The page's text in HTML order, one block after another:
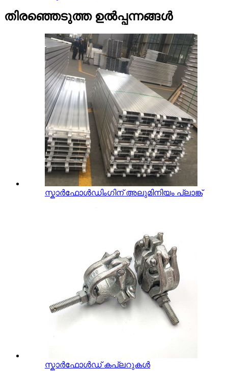
തിരഞ്ഞെടുത്ത ഉൽപ്പന്നങ്ങൾ
സ്കാർഫോൾഡിംഗിന് അലുമിനിയം പ്ലാങ്ക്
സ്കാർഫോൾഡ് കപ്ലറുകൾ